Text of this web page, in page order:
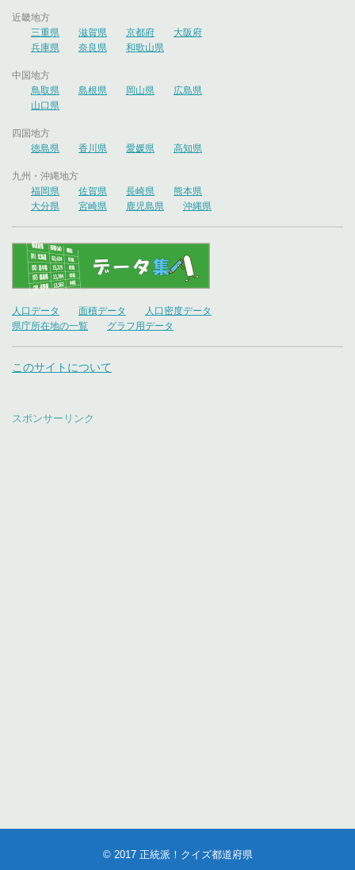
近畿地方
三重県
滋賀県 京都府
大阪府
兵庫県
奈良県 和歌山県
中国地方
鳥取県
島根県 岡山県
広島県
山口県
四国地方
徳島県
香川県 愛媛県 高知県
九州・沖縄地方
福岡県
佐賀県 長崎県
熊本県
大分県
宮崎県 鹿児島県 沖縄県
人口データ 面積データ
人口密度データ
県庁所在地の一覧
グラフ用データ
このサイトについて
スポンサーリンク
© 2017 正統派！クイズ都道府県